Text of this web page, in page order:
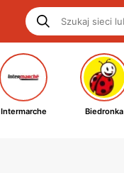
Intermarche Biedronka